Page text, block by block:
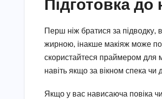
Перш ніж братися за підводку,
жирною, інакше макіяж може
скористайтеся праймером для
навіть якщо за вікном спека чи
Якщо у вас нависаюча повіка